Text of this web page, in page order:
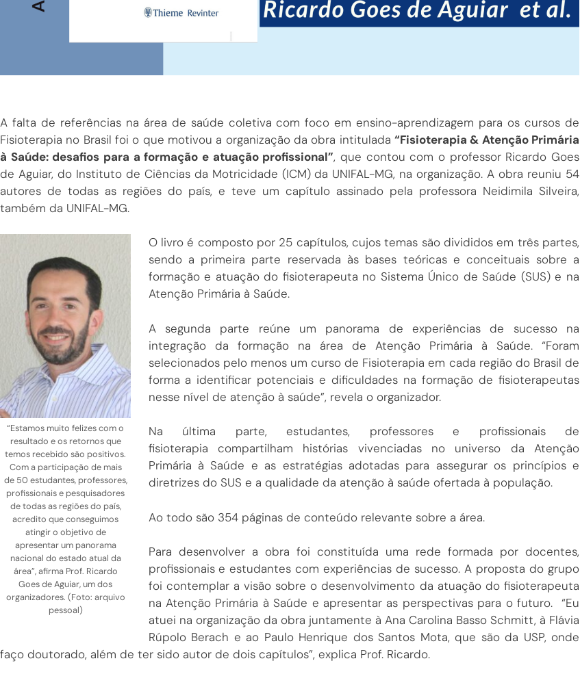
A falta de referências na área de saúde coletiva com foco em ensino-aprendizagem para os cursos de
Fisioterapia no Brasil foi o que motivou a organização da obra intitulada “Fisioterapia & Atenção Primária
à Saúde: desafios para a formação e atuação profissional”, que contou com o professor Ricardo Goes
de Aguiar, do Instituto de Ciências da Motricidade (ICM) da UNIFAL-MG, na organização. A obra reuniu 54
autores de todas as regiões do país, e teve um capítulo assinado pela professora Neidimila Silveira,
também da UNIFAL-MG.
“Estamos muito felizes com o
resultado e os retornos que
temos recebido são positivos.
Com a participação de mais
de 50 estudantes, professores,
profissionais e pesquisadores
de todas as regiões do país,
acredito que conseguimos
atingir o objetivo de
apresentar um panorama
nacional do estado atual da
área”, afirma Prof. Ricardo
Goes de Aguiar, um dos
organizadores. (Foto: arquivo
pessoal)
O livro é composto por 25 capítulos, cujos temas são divididos em três partes,
sendo a primeira parte reservada às bases teóricas e conceituais sobre a
formação e atuação do fisioterapeuta no Sistema Único de Saúde (SUS) e na
Atenção Primária à Saúde.
A segunda parte reúne um panorama de experiências de sucesso na
integração da formação na área de Atenção Primária à Saúde. “Foram
selecionados pelo menos um curso de Fisioterapia em cada região do Brasil de
forma a identificar potenciais e dificuldades na formação de fisioterapeutas
nesse nível de atenção à saúde”, revela o organizador.
Na última parte, estudantes, professores e profissionais de
fisioterapia compartilham histórias vivenciadas no universo da Atenção
Primária à Saúde e as estratégias adotadas para assegurar os princípios e
diretrizes do SUS e a qualidade da atenção à saúde ofertada à população.
Ao todo são 354 páginas de conteúdo relevante sobre a área.
Para desenvolver a obra foi constituída uma rede formada por docentes,
profissionais e estudantes com experiências de sucesso. A proposta do grupo
foi contemplar a visão sobre o desenvolvimento da atuação do fisioterapeuta
na Atenção Primária à Saúde e apresentar as perspectivas para o futuro. “Eu
atuei na organização da obra juntamente à Ana Carolina Basso Schmitt, à Flávia
Rúpolo Berach e ao Paulo Henrique dos Santos Mota, que são da USP, onde
faço doutorado, além de ter sido autor de dois capítulos”, explica Prof. Ricardo.